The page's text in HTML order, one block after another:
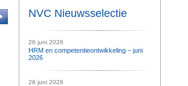
NVC Nieuwsselectie
26 juni 2026
HRM en competentieontwikkeling – juni
2026
26 juni 2026